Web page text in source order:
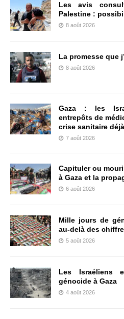
Les avis
Palestine :
8 août 2026
La promesse que
8 août 2026
Gaza : les
entrepôts de
crise sanitaire
7 août 2026
Capituler ou
à Gaza et la
6 août 2026
Mille jours de
au-delà des
5 août 2026
Les Israéliens
génocide à Gaza
4 août 2026